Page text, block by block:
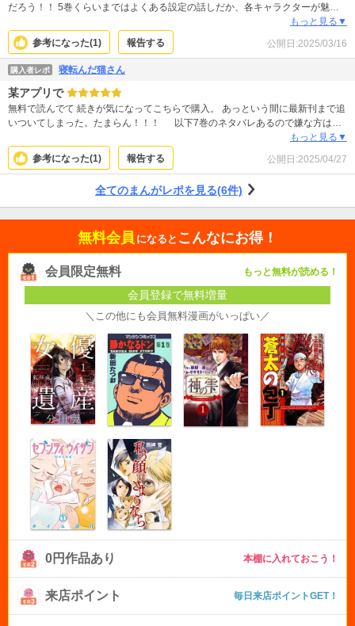
だろう！！ 5巻くらいまではよくある設定の話しだか、各キャラクターが魅力
的で引き込まれるし、また6巻から7巻にかけて一気に話が進んでいくので、7
巻まで一気読みすることをお勧めする！！ 続刊が待ち遠しい！！
もっと見る▼
参考になった(1) 報告する 公開日:2025/03/16
購入者レポ 寝転んだ猫さん
某アプリで
無料で読んでて 続きが気になってこちらで購入。 あっという間に最新刊まで追
いついてしまった。たまらん！！！ 以下7巻のネタバレあるので嫌な方は回
れ右お願いしますm(__)m 前巻までのどうやっても気づかないメアリ様はど
こへやら、お花畑がこちらにもわかるくらいの浮かれ様、可愛くて仕方ないww
そしてちょこちょこ挟まれる小技、 最後のほう、落ち込んでたはずなのに、 じ
なら一瞬で回復するほどのじゃが好きなとことか たまらんかわいさwwww わた
しもコロッケ好きなのでおすすめ教えてあげたいですwwww 今から次巻が楽し
みすぎます。なるべく早いといいな〜！
もっと見る▼
参考になった(1) 報告する 公開日:2025/04/27
全てのまんがレポを見る(6件)
無料会員 になると こんなにお得！
会員限定無料 もっと無料が読める！
会員登録で無料増量
＼この他にも会員無料漫画がいっぱい／
0円作品あり 本棚に入れておこう！
来店ポイント 毎日来店ポイントGET！